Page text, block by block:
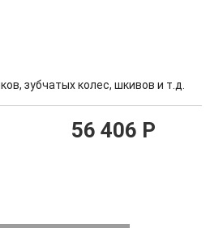
зубчатых колес, шкивов и т.д.
56 406 P